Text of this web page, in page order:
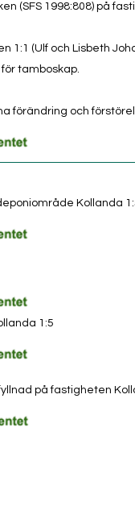
(SFS 1998:808) på
1:1 (Ulf och Lisbeth
tamboskap.
förändring och
Kollanda
1:5
på fastigheten